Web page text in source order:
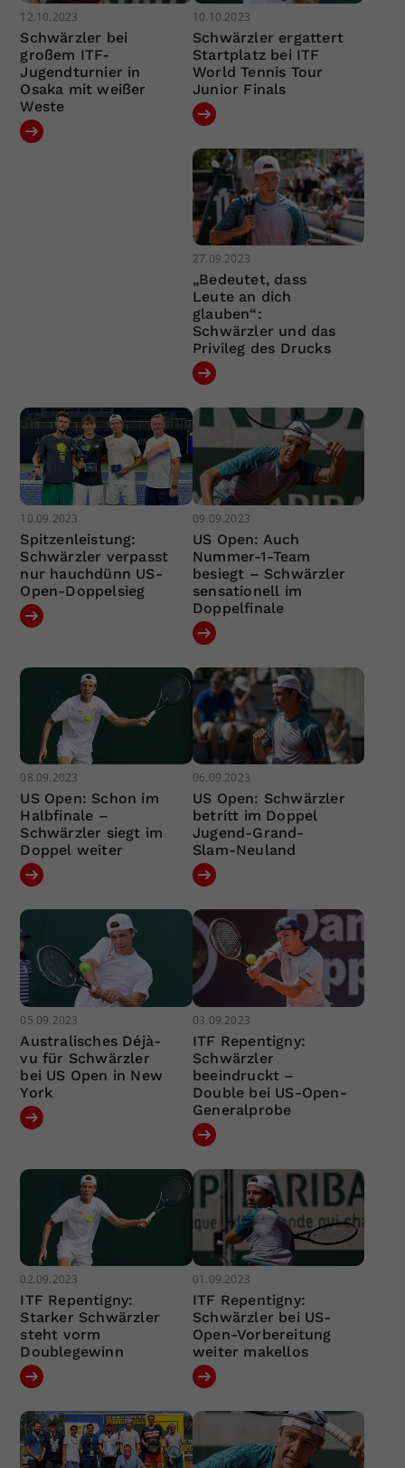
12.10.2023
Schwärzler bei
großem ITF-
Jugendturnier in
Osaka mit weißer
Weste
10.10.2023
Schwärzler ergattert
Startplatz bei ITF
World Tennis Tour
Junior Finals
27.09.2023
„Bedeutet, dass
Leute an dich
glauben“:
Schwärzler und das
Privileg des Drucks
10.09.2023
Spitzenleistung:
Schwärzler verpasst
nur hauchdünn US-
Open-Doppelsieg
09.09.2023
US Open: Auch
Nummer-1-Team
besiegt – Schwärzler
sensationell im
Doppelfinale
08.09.2023
US Open: Schon im
Halbfinale –
Schwärzler siegt im
Doppel weiter
06.09.2023
US Open: Schwärzler
betritt im Doppel
Jugend-Grand-
Slam-Neuland
05.09.2023
Australisches Déjà-
vu für Schwärzler
bei US Open in New
York
03.09.2023
ITF Repentigny:
Schwärzler
beeindruckt –
Double bei US-Open-
Generalprobe
02.09.2023
ITF Repentigny:
Starker Schwärzler
steht vorm
Doublegewinn
01.09.2023
ITF Repentigny:
Schwärzler bei US-
Open-Vorbereitung
weiter makellos